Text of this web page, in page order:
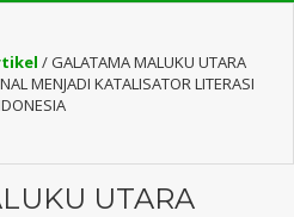
/ GALATAMA MALUKU UTARA
MENJADI KATALISATOR LITERASI
UTARA